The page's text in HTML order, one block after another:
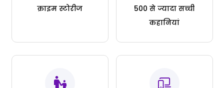
क्राइम स्टोरीज
500 से ज्यादा सच्ची
कहानियां